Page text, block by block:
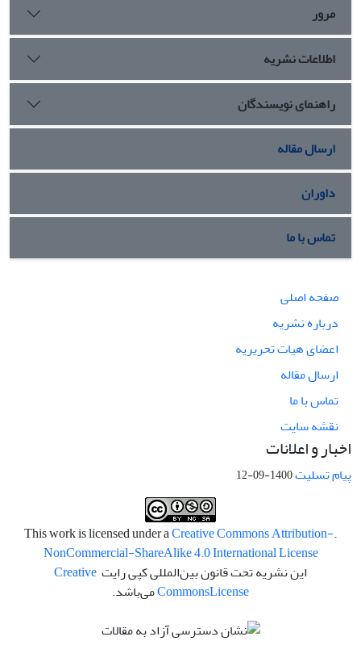
مرور
اطلاعات نشریه
راهنمای نویسندگان
ارسال مقاله
داوران
تماس با ما
صفحه اصلی
درباره نشریه
اعضای هیات تحریریه
ارسال مقاله
تماس با ما
نقشه سایت
اخبار و اعلانات
پیام تسلیت1400-09-12
.This work is licensed under a
Creative Commons Attribution-
NonCommercial-ShareAlike 4.0 International License
این نشریه تحت قانون بین‌المللی کپی رایت Creative
CommonsLicense می‌باشد.